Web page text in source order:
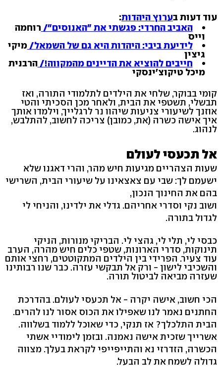
עוד דעות בערוץ היהדות:
האביב החרדי: פגשתי את "האנוסים"/ רוחמה
וייס
לידיעת ביבי: היהדות היא גם של השמאל/מיקי
גיצין
חייבים להוציא את הדיינים מהמקווה!/הרבנית
מיכל טיקוצ'ינסקי
קומי בבוקר, שלחי את הילדים לתלמודי התורה, ואז
תבשלי, תשטפי את הבית, ולאחר מכן הסכיתי והטי
אוזנך לשיעורי צניעות שיהוו נר לרגלייך, וילמדו אותך
איך אישה כשרה (את, כמובן) צריכה לחשוב, להתלבש,
לנהוג.
אל תכעסי לעולם
שעות הצהריים מגיעות חיש מהר, והרי דאגנו שלא
ישעמם לך: שבי עם צאצאינו על שיעורי הבית, השרישי
בהם את החינוך הנכון,
ושוב נקי וסדרי אחריהם. גדלי את ילדינו, והניחי לי
לגדול בתורה.
כבסי לי, תלי לי, גהצי לי. הבריקי מנורות, הניקי
תינוקות, סדרי הארונות, שטפי כלים חיש מהרה, הערב
עוד צעיר. הפרידי בין הילדים המתקוטטים, רחצי אותם
והשכיבי לישון - ורק אל תבקשי עזרה. כבר שנו רבותינו
שעזרה מביאה לביטול תורה.
הכי חשוב, אישה יקרה - אל תכעסי לעולם. בהדרכת
החתנים נאמר לנו שאפילו את הכוס אסור לנו להרים.
הבית התלכלך? אז תנקי, כדי שאוכל ללמוד בשלווה.
אשרייך שזכית אישה נאמנה. ובזמן לימודיי אשתי
הכשרה, הזדרזי נא והתייפייפי לקראת בעלך. מצווה
גדולה לשמח את לב הבעל.